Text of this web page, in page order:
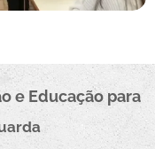
o e Educação para